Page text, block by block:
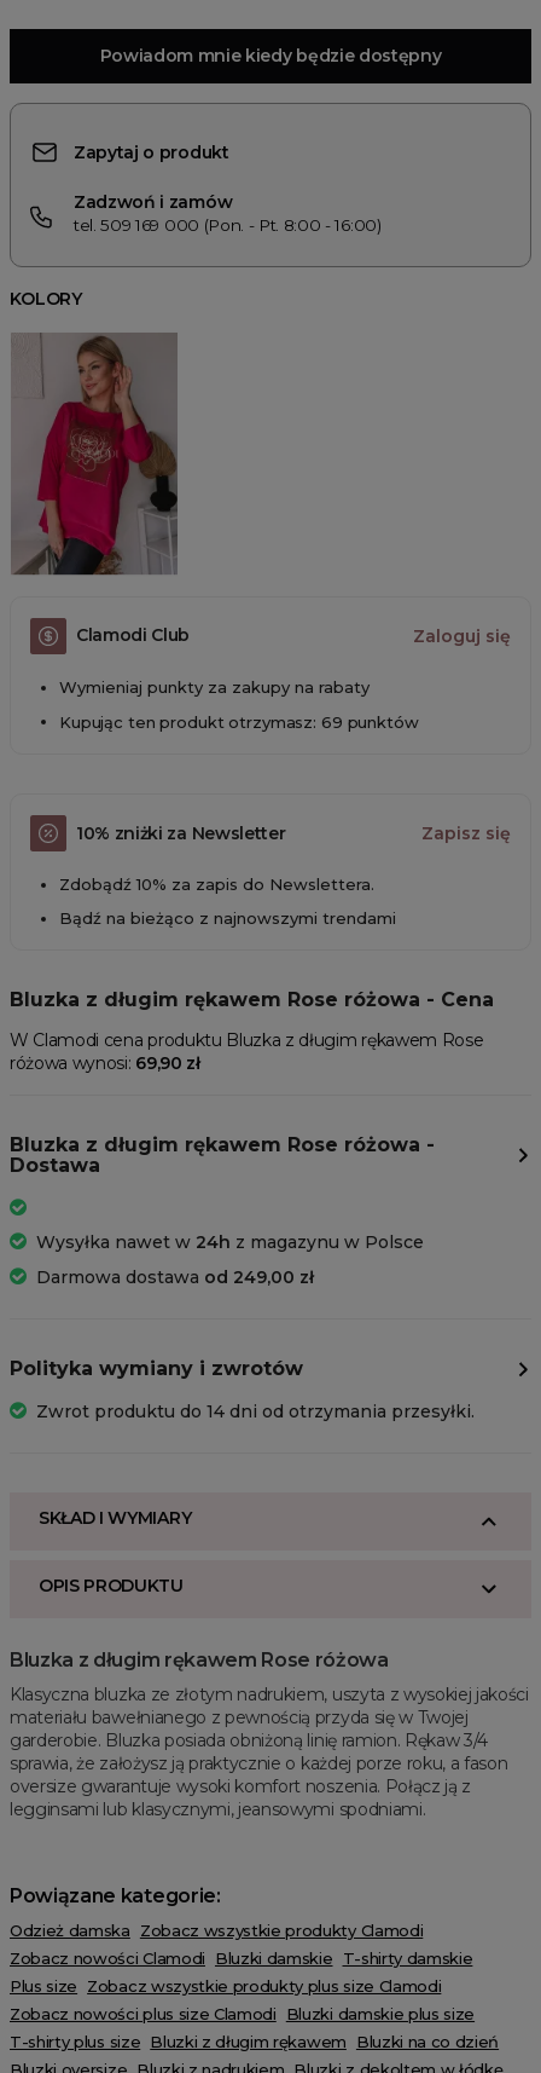
Powiadom mnie kiedy będzie dostępny
Zapytaj o produkt
Zadzwoń i zamów
tel. 509 169 000 (Pon. - Pt. 8:00 - 16:00)
KOLORY
Clamodi Club Zaloguj się
Wymieniaj punkty za zakupy na rabaty
Kupując ten produkt otrzymasz: 69 punktów
10% zniżki za Newsletter Zapisz się
Zdobądź 10% za zapis do Newslettera.
Bądź na bieżąco z najnowszymi trendami
Bluzka z długim rękawem Rose różowa - Cena
W Clamodi cena produktu Bluzka z długim rękawem Rose
różowa wynosi: 69,90 zł
Bluzka z długim rękawem Rose różowa -
Dostawa
Wysyłka nawet w 24h z magazynu w Polsce
Darmowa dostawa od 249,00 zł
Polityka wymiany i zwrotów
Zwrot produktu do 14 dni od otrzymania przesyłki.
SKŁAD I WYMIARY
OPIS PRODUKTU
Bluzka z długim rękawem Rose różowa
Klasyczna bluzka ze złotym nadrukiem, uszyta z wysokiej jakości
materiału bawełnianego z pewnością przyda się w Twojej
garderobie. Bluzka posiada obniżoną linię ramion. Rękaw 3/4
sprawia, że założysz ją praktycznie o każdej porze roku, a fason
oversize gwarantuje wysoki komfort noszenia. Połącz ją z
legginsami lub klasycznymi, jeansowymi spodniami.
Powiązane kategorie:
Odzież damska
Zobacz wszystkie produkty Clamodi
Zobacz nowości Clamodi
Bluzki damskie
T-shirty damskie
Plus size
Zobacz wszystkie produkty plus size Clamodi
Zobacz nowości plus size Clamodi
Bluzki damskie plus size
T-shirty plus size Bluzki z długim rękawem
Bluzki na co dzień